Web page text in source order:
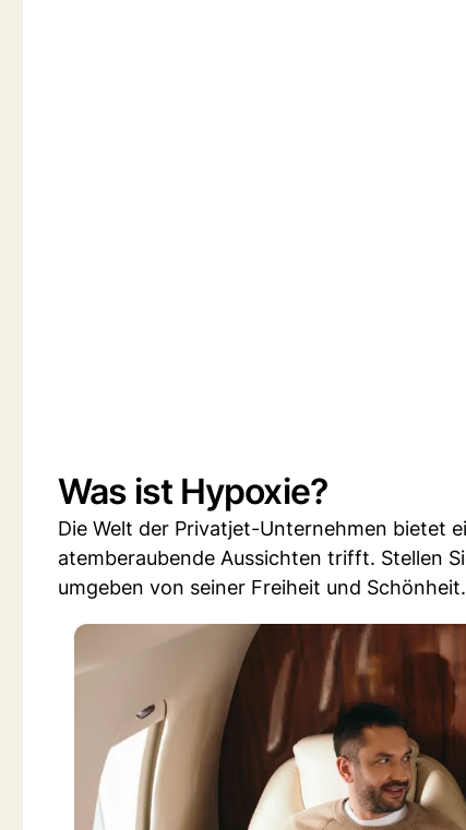
Was ist Hypoxie?
Die Welt der Privatjet-Unternehmen bietet
atemberaubende Aussichten trifft. Stellen
umgeben von seiner Freiheit und Schönheit.